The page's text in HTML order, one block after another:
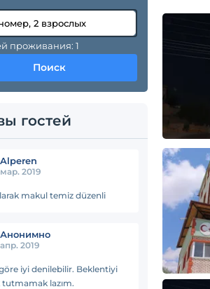
проживания: 1
Поиск
гостей
Alperen
мар. 2019
makul temiz düzenli
Анонимно
апр. 2019
iyi denilebilir. Beklentiyi
tutmamak lazım.